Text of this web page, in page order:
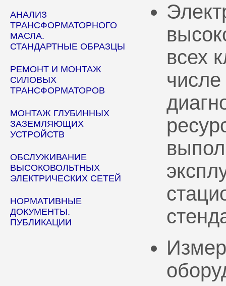
АНАЛИЗ
ТРАНСФОРМАТОРНОГО
МАСЛА.
СТАНДАРТНЫЕ ОБРАЗЦЫ
РЕМОНТ И МОНТАЖ
СИЛОВЫХ
ТРАНСФОРМАТОРОВ
МОНТАЖ ГЛУБИННЫХ
ЗАЗЕМЛЯЮЩИХ
УСТРОЙСТВ
ОБСЛУЖИВАНИЕ
ВЫСОКОВОЛЬТНЫХ
ЭЛЕКТРИЧЕСКИХ СЕТЕЙ
НОРМАТИВНЫЕ
ДОКУМЕНТЫ.
ПУБЛИКАЦИИ
всех